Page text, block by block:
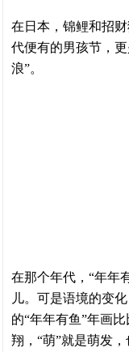
在日本，锦鲤和招
代便有的男孩节，
浪”。
在那个年代，“年年
儿。可是语境的变
的“年年有鱼”年画
翔，“萌”就是萌发